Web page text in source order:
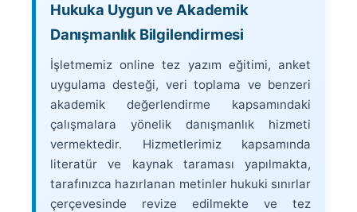
Hukuka Uygun ve Akademik
Danışmanlık Bilgilendirmesi
İşletmemiz online tez yazım eğitimi, anket
uygulama desteği, veri toplama ve benzeri
akademik değerlendirme kapsamındaki
çalışmalara yönelik danışmanlık hizmeti
vermektedir. Hizmetlerimiz kapsamında
literatür ve kaynak taraması yapılmakta,
tarafınızca hazırlanan metinler hukuki sınırlar
çerçevesinde revize edilmekte ve tez